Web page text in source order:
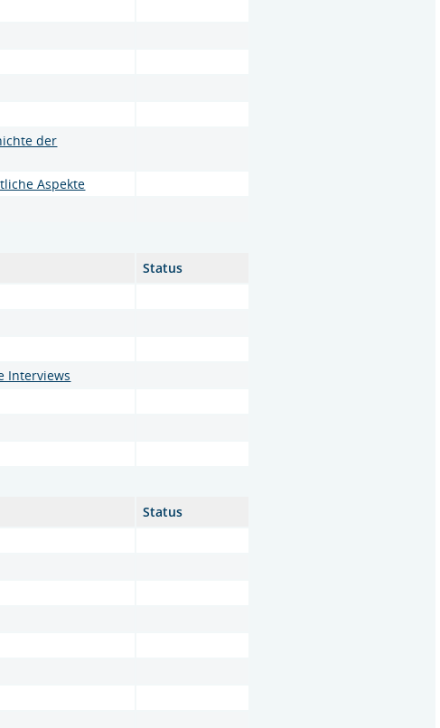
der
Aspekte
Status
Interviews
Status